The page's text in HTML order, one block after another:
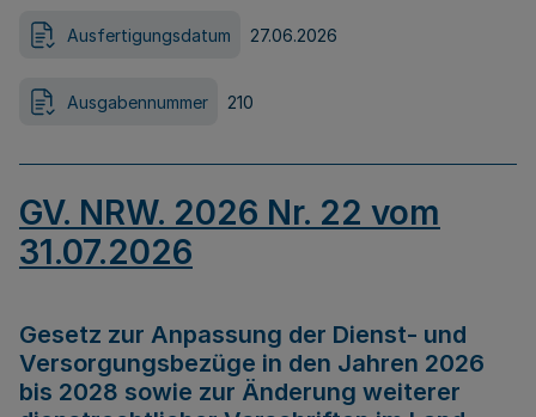
Ausfertigungsdatum 27.06.2026
Ausgabennummer 210
GV. NRW. 2026 Nr. 22 vom
31.07.2026
Gesetz zur Anpassung der Dienst- und
Versorgungsbezüge in den Jahren 2026
bis 2028 sowie zur Änderung weiterer